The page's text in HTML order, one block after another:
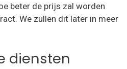
beter de prijs zal worden
We zullen dit later in meer
diensten